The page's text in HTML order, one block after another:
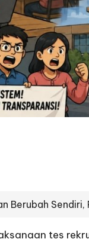
Berubah
tes